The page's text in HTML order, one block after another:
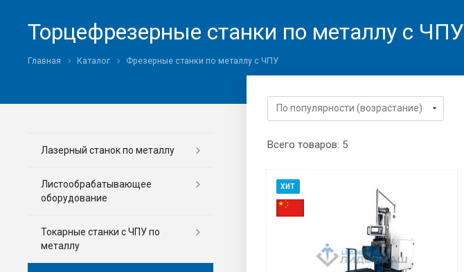
Торцефрезерные станки по металлу с ЧПУ
Главная Каталог Фрезерные станки по металлу с ЧПУ
Всего товаров: 5
ХИТ
Лазерный станок по металлу
Листообрабатывающее
оборудование
Токарные станки с ЧПУ по
металлу